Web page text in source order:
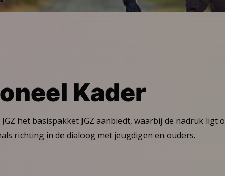
Kader
het basispakket JGZ aanbiedt, waarbij de nadruk
richting in de dialoog met jeugdigen en ouders.